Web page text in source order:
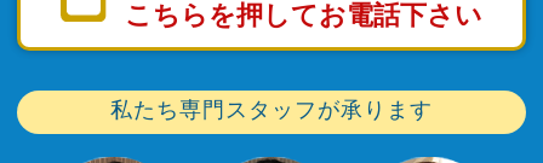
こちらを押してお電話下さい
私たち専門スタッフが承ります